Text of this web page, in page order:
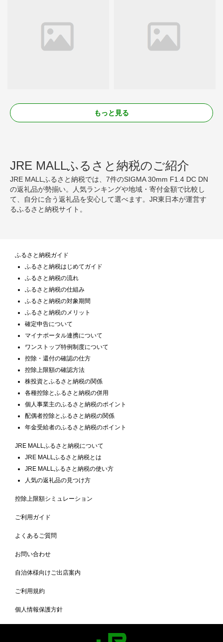
もっと見る
JRE MALLふるさと納税のご紹介
JRE MALLふるさと納税では、7件のSIGMA 30mm F1.4 DC DN
の返礼品が勢揃い。人気ランキングや地域・寄付金額で比較し
て、自分に合う返礼品を安心して選べます。JR東日本が運営す
るふるさと納税サイト。
ふるさと納税ガイド
ふるさと納税はじめてガイド
ふるさと納税の流れ
ふるさと納税の仕組み
ふるさと納税の対象期間
ふるさと納税のメリット
確定申告について
マイナポータル連携について
ワンストップ特例制度について
控除・還付の確認の仕方
控除上限額の確認方法
株投資とふるさと納税の関係
各種控除とふるさと納税の併用
個人事業主のふるさと納税のポイント
配偶者控除とふるさと納税の関係
年金受給者のふるさと納税のポイント
JRE MALLふるさと納税について
JRE MALLふるさと納税とは
JRE MALLふるさと納税の使い方
人気の返礼品の見つけ方
控除上限額シミュレーション
ご利用ガイド
よくあるご質問
お問い合わせ
自治体様向けご出店案内
ご利用規約
個人情報保護方針